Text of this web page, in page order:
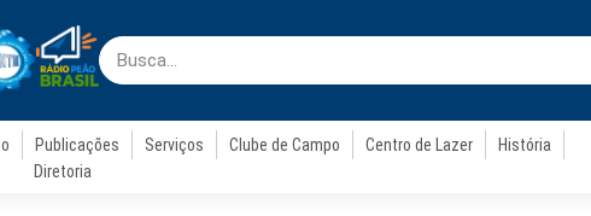
Publicações Serviços Clube de Campo Centro de Lazer
História
Diretoria